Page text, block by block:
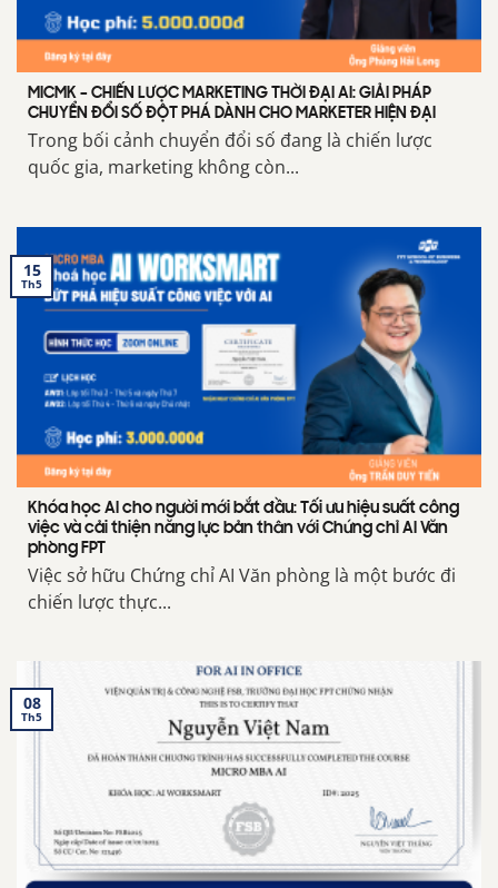
MICMK – CHIẾN LƯỢC MARKETING THỜI ĐẠI AI: GIẢI PHÁP
CHUYỂN ĐỔI SỐ ĐỘT PHÁ DÀNH CHO MARKETER HIỆN ĐẠI
Trong bối cảnh chuyển đổi số đang là chiến lược
quốc gia, marketing không còn...
Khóa học AI cho người mới bắt đầu: Tối ưu hiệu suất công
việc và cải thiện năng lực bản thân với Chứng chỉ AI Văn
phòng FPT
Việc sở hữu Chứng chỉ AI Văn phòng là một bước đi
chiến lược thực...
15
Th5
08
Th5